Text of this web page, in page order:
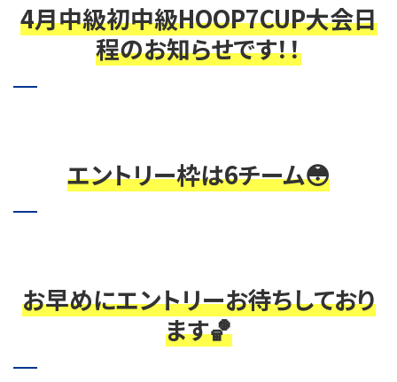
4月中級初中級HOOP7CUP大会日
程のお知らせです！！
エントリー枠は6チーム😳
お早めにエントリーお待ちしており
ます🏀